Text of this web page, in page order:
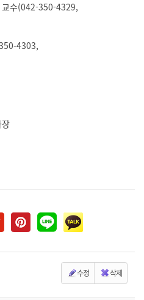
교수(042-350-4329,
4303,
수정 삭제